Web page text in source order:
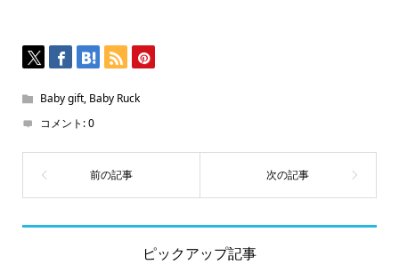
で
開
き
す)
Baby gift, Baby Ruck
コメント:0
ピックアップ記事